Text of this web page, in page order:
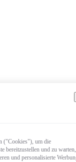
("Cookies"), um die
bereitzustellen und zu warten,
und personalisierte